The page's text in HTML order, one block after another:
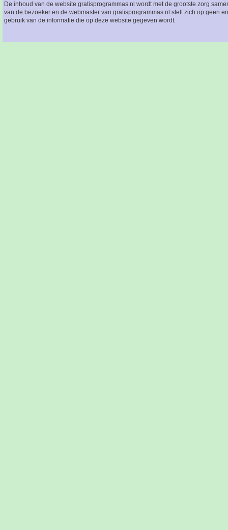
De inhoud van de website gratisprogrammas.nl wordt met de grootste zorg
van de bezoeker en de webmaster van gratisprogrammas.nl stelt zich op geen
gebruik van de informatie die op deze website gegeven wordt.